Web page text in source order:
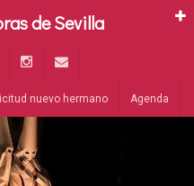
nuevo hermano Agenda
de Sevilla